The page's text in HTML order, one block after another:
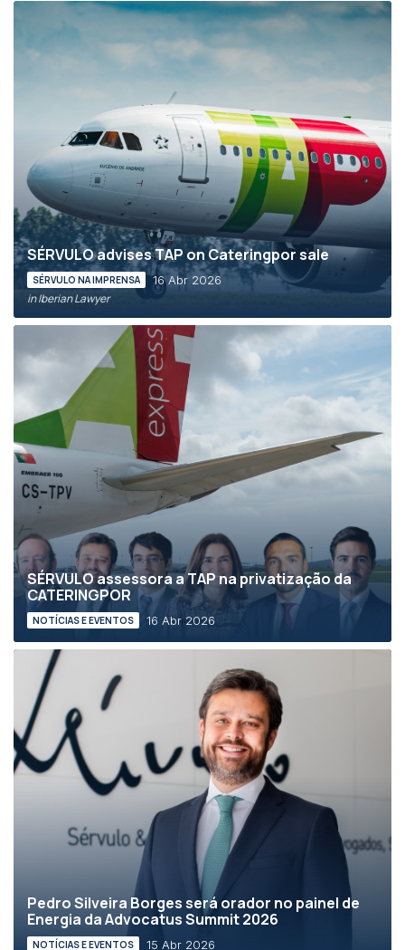
SÉRVULO advises TAP on Cateringpor sale
SÉRVULO NA IMPRENSA 16 Abr 2026
in Iberian Lawyer
SÉRVULO assessora a TAP na privatização da
CATERINGPOR
NOTÍCIAS E EVENTOS 16 Abr 2026
Pedro Silveira Borges será orador no painel de
Energia da Advocatus Summit 2026
NOTÍCIAS E EVENTOS 15 Abr 2026